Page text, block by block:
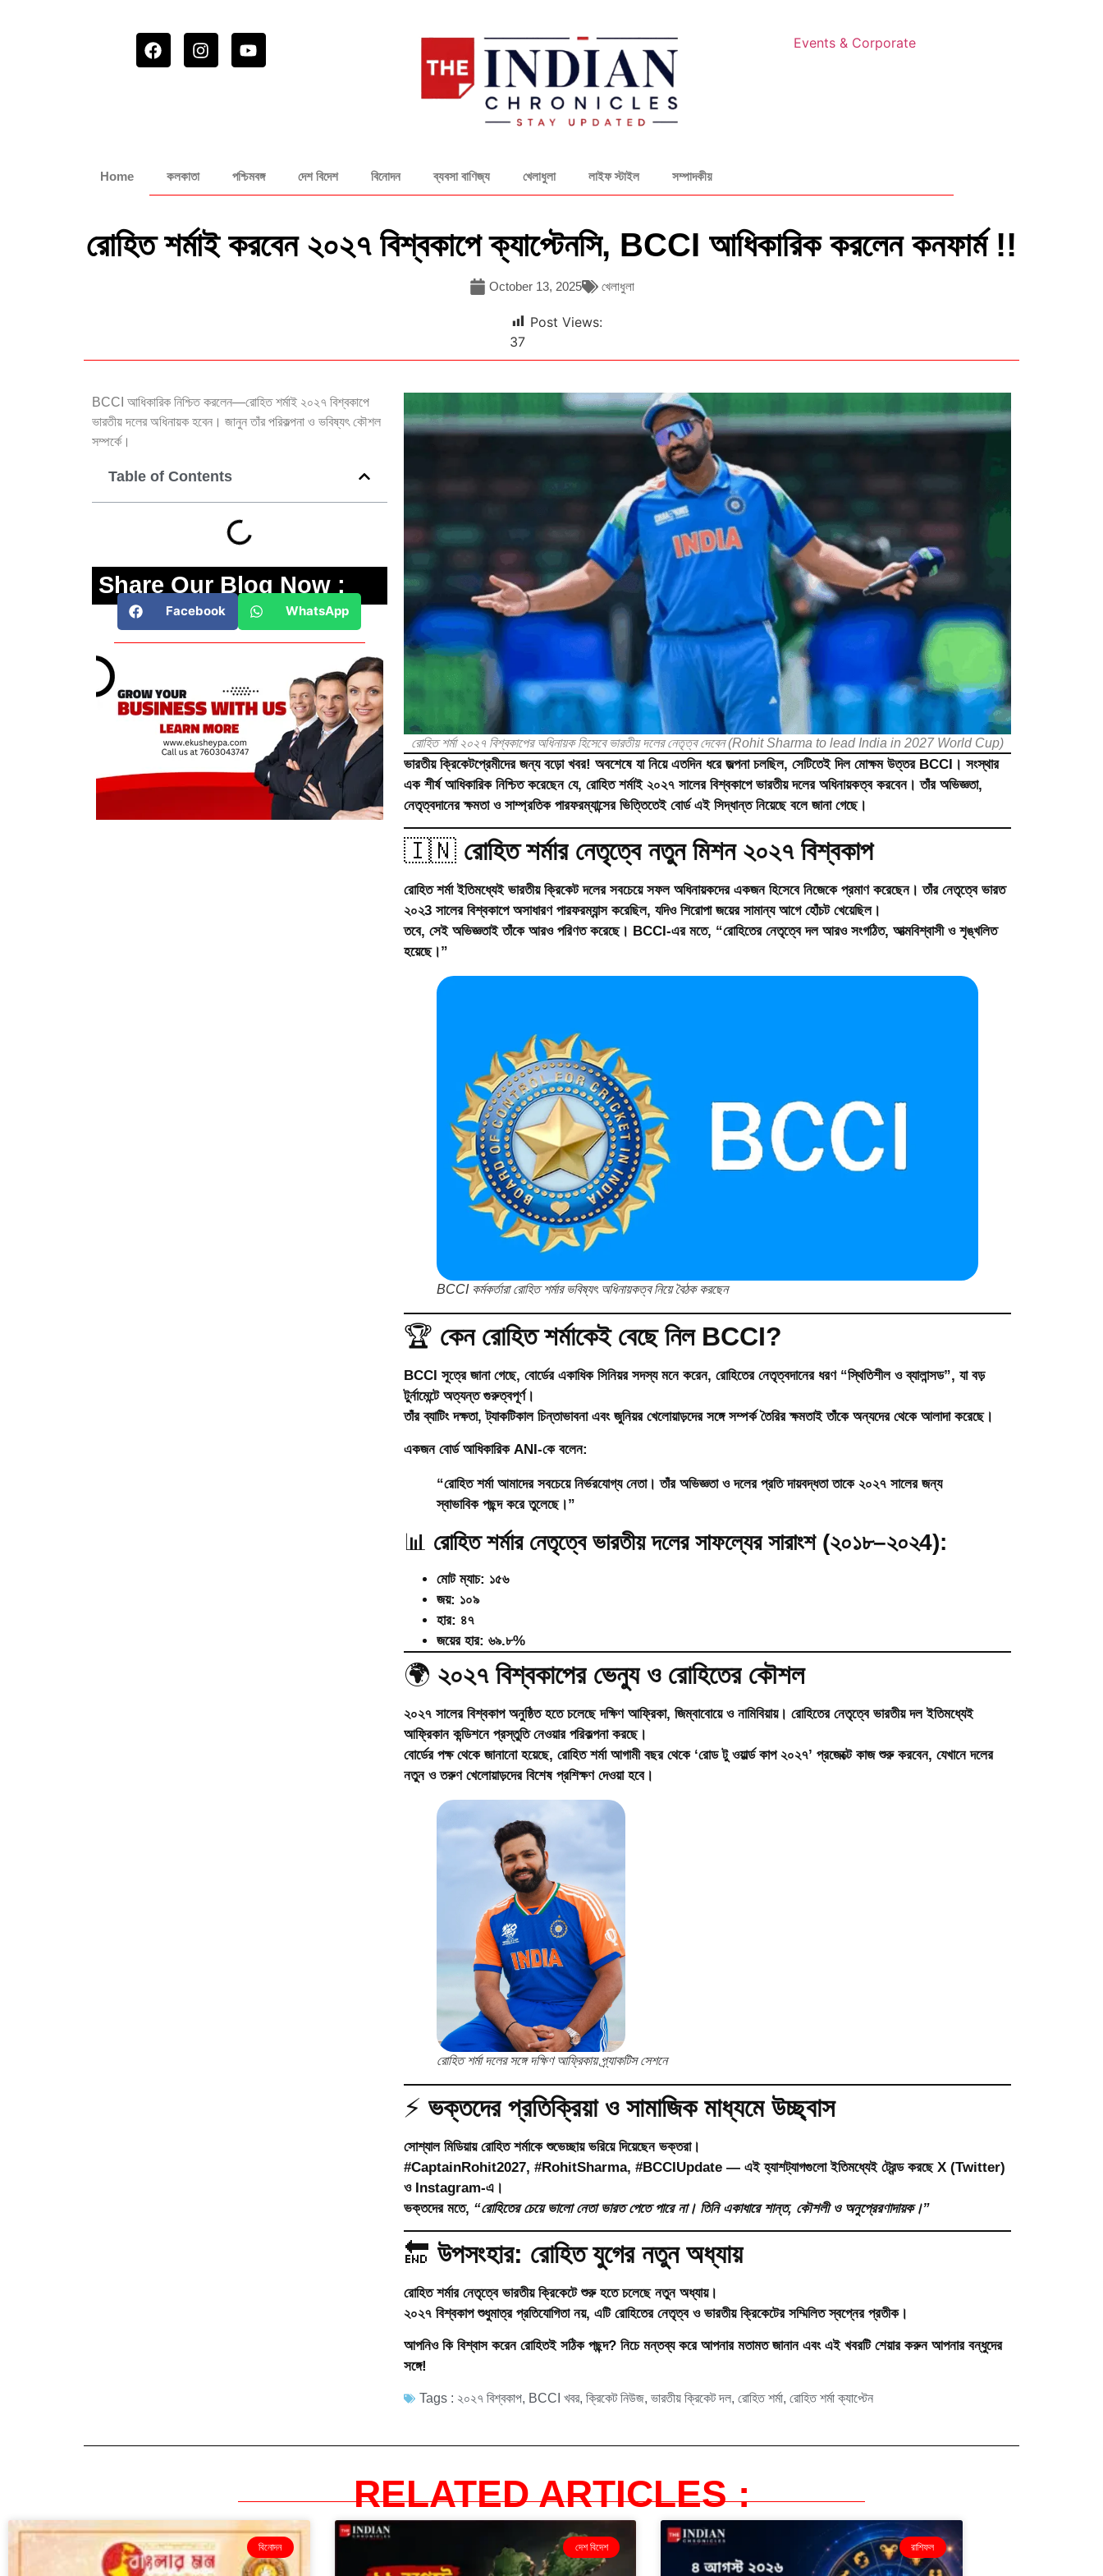
Events & Corporate
Home কলকাতা পশ্চিমবঙ্গ দেশ বিদেশ বিনোদন ব্যবসা বাণিজ্য খেলাধুলা লাইফ স্টাইল সম্পাদকীয়
রোহিত শর্মাই করবেন ২০২৭ বিশ্বকাপে ক্যাপ্টেনসি, BCCI আধিকারিক করলেন কনফার্ম !!
October 13, 2025 খেলাধুলা
Post Views:
37
BCCI আধিকারিক নিশ্চিত করলেন—রোহিত শর্মাই ২০২৭ বিশ্বকাপে
ভারতীয় দলের অধিনায়ক হবেন। জানুন তাঁর পরিকল্পনা ও ভবিষ্যৎ কৌশল
সম্পর্কে।
Table of Contents
Share Our Blog Now :
Facebook WhatsApp
রোহিত শর্মা ২০২৭ বিশ্বকাপের অধিনায়ক হিসেবে ভারতীয় দলের নেতৃত্ব দেবেন (Rohit Sharma to lead India in 2027 World Cup)
ভারতীয় ক্রিকেটপ্রেমীদের জন্য বড়ো খবর! অবশেষে যা নিয়ে এতদিন ধরে জল্পনা চলছিল, সেটিতেই দিল মোক্ষম উত্তর BCCI । সংস্থার
এক শীর্ষ আধিকারিক নিশ্চিত করেছেন যে, রোহিত শর্মাই ২০২৭ সালের বিশ্বকাপে ভারতীয় দলের অধিনায়কত্ব করবেন। তাঁর অভিজ্ঞতা,
নেতৃত্বদানের ক্ষমতা ও সাম্প্রতিক পারফরম্যান্সের ভিত্তিতেই বোর্ড এই সিদ্ধান্ত নিয়েছে বলে জানা গেছে।
🇮🇳 রোহিত শর্মার নেতৃত্বে নতুন মিশন ২০২৭ বিশ্বকাপ
রোহিত শর্মা ইতিমধ্যেই ভারতীয় ক্রিকেট দলের সবচেয়ে সফল অধিনায়কদের একজন হিসেবে নিজেকে প্রমাণ করেছেন। তাঁর নেতৃত্বে ভারত
২০২3 সালের বিশ্বকাপে অসাধারণ পারফরম্যান্স করেছিল, যদিও শিরোপা জয়ের সামান্য আগে হোঁচট খেয়েছিল।
তবে, সেই অভিজ্ঞতাই তাঁকে আরও পরিণত করেছে। BCCI-এর মতে, “রোহিতের নেতৃত্বে দল আরও সংগঠিত, আত্মবিশ্বাসী ও শৃঙ্খলিত
হয়েছে।”
BCCI কর্মকর্তারা রোহিত শর্মার ভবিষ্যৎ অধিনায়কত্ব নিয়ে বৈঠক করছেন
🏆 কেন রোহিত শর্মাকেই বেছে নিল BCCI?
BCCI সূত্রে জানা গেছে, বোর্ডের একাধিক সিনিয়র সদস্য মনে করেন, রোহিতের নেতৃত্বদানের ধরণ “স্থিতিশীল ও ব্যালান্সড”, যা বড়
টুর্নামেন্টে অত্যন্ত গুরুত্বপূর্ণ।
তাঁর ব্যাটিং দক্ষতা, ট্যাকটিকাল চিন্তাভাবনা এবং জুনিয়র খেলোয়াড়দের সঙ্গে সম্পর্ক তৈরির ক্ষমতাই তাঁকে অন্যদের থেকে আলাদা করেছে।
একজন বোর্ড আধিকারিক ANI-কে বলেন:
“রোহিত শর্মা আমাদের সবচেয়ে নির্ভরযোগ্য নেতা। তাঁর অভিজ্ঞতা ও দলের প্রতি দায়বদ্ধতা তাকে ২০২৭ সালের জন্য
স্বাভাবিক পছন্দ করে তুলেছে।”
📊 রোহিত শর্মার নেতৃত্বে ভারতীয় দলের সাফল্যের সারাংশ (২০১৮–২০২4):
মোট ম্যাচ: ১৫৬
জয়: ১০৯
হার: ৪৭
জয়ের হার: ৬৯.৮%
🌍 ২০২৭ বিশ্বকাপের ভেন্যু ও রোহিতের কৌশল
২০২৭ সালের বিশ্বকাপ অনুষ্ঠিত হতে চলেছেদক্ষিণ আফ্রিকা, জিম্বাবোয়ে ও নামিবিয়ায়। রোহিতের নেতৃত্বে ভারতীয় দল ইতিমধ্যেই
আফ্রিকান কন্ডিশনে প্রস্তুতি নেওয়ার পরিকল্পনা করছে।
বোর্ডের পক্ষ থেকে জানানো হয়েছে, রোহিত শর্মা আগামী বছর থেকে ‘রোড টু ওয়ার্ল্ড কাপ ২০২৭’ প্রজেক্টে কাজ শুরু করবেন, যেখানে দলের
নতুন ও তরুণ খেলোয়াড়দের বিশেষ প্রশিক্ষণ দেওয়া হবে।
রোহিত শর্মা দলের সঙ্গে দক্ষিণ আফ্রিকায় প্র্যাকটিস সেশনে
⚡ ভক্তদের প্রতিক্রিয়া ও সামাজিক মাধ্যমে উচ্ছ্বাস
সোশ্যাল মিডিয়ায় রোহিত শর্মাকে শুভেচ্ছায় ভরিয়ে দিয়েছেন ভক্তরা।
#CaptainRohit2027, #RohitSharma, #BCCIUpdate — এই হ্যাশট্যাগগুলো ইতিমধ্যেই ট্রেন্ড করছে X (Twitter)
ও Instagram-এ।
ভক্তদের মতে, “রোহিতের চেয়ে ভালো নেতা ভারত পেতে পারে না। তিনি একাধারে শান্ত, কৌশলী ও অনুপ্রেরণাদায়ক।”
🔚 উপসংহার: রোহিত যুগের নতুন অধ্যায়
রোহিত শর্মার নেতৃত্বে ভারতীয় ক্রিকেটে শুরু হতে চলেছে নতুন অধ্যায়।
২০২৭ বিশ্বকাপ শুধুমাত্র প্রতিযোগিতা নয়, এটি রোহিতের নেতৃত্ব ও ভারতীয় ক্রিকেটের সম্মিলিত স্বপ্নের প্রতীক।
আপনিও কি বিশ্বাস করেন রোহিতই সঠিক পছন্দ?নিচে মন্তব্য করে আপনার মতামত জানান এবং এই খবরটি শেয়ার করুন আপনার বন্ধুদের
সঙ্গে!
Tags : ২০২৭ বিশ্বকাপ, BCCI খবর, ক্রিকেট নিউজ, ভারতীয় ক্রিকেট দল, রোহিত শর্মা, রোহিত শর্মা ক্যাপ্টেন
RELATED ARTICLES :
বিনোদন দেশ বিদেশ রাশিফল